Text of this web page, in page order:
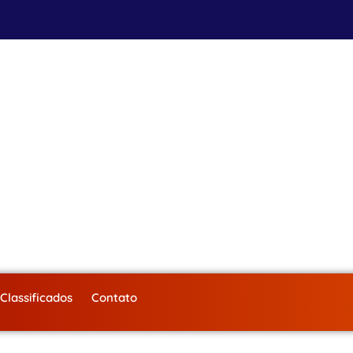
Classificados Contato